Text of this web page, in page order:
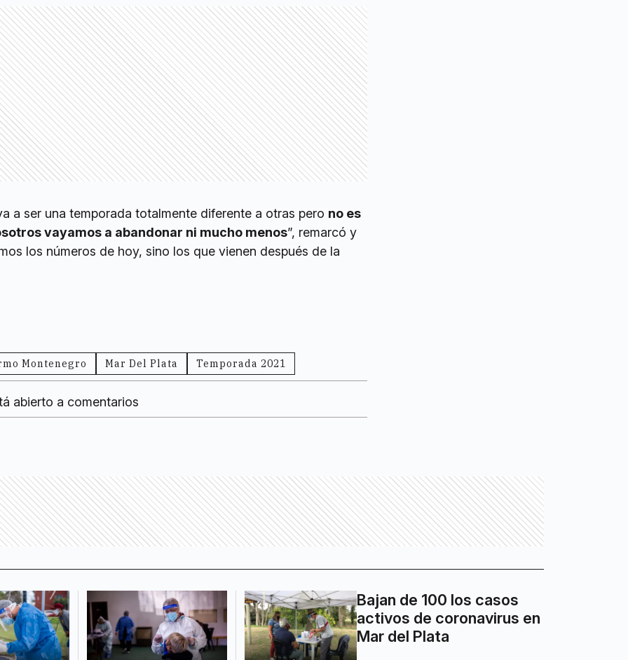
a ser una temporada totalmente diferente a otras pero no es
vayamos a abandonar ni mucho menos”, remarcó y
los números de hoy, sino los que vienen después de la
Montenegro Mar Del Plata Temporada 2021
abierto a comentarios
Bajan de 100 los casos
activos de coronavirus en
Mar del Plata